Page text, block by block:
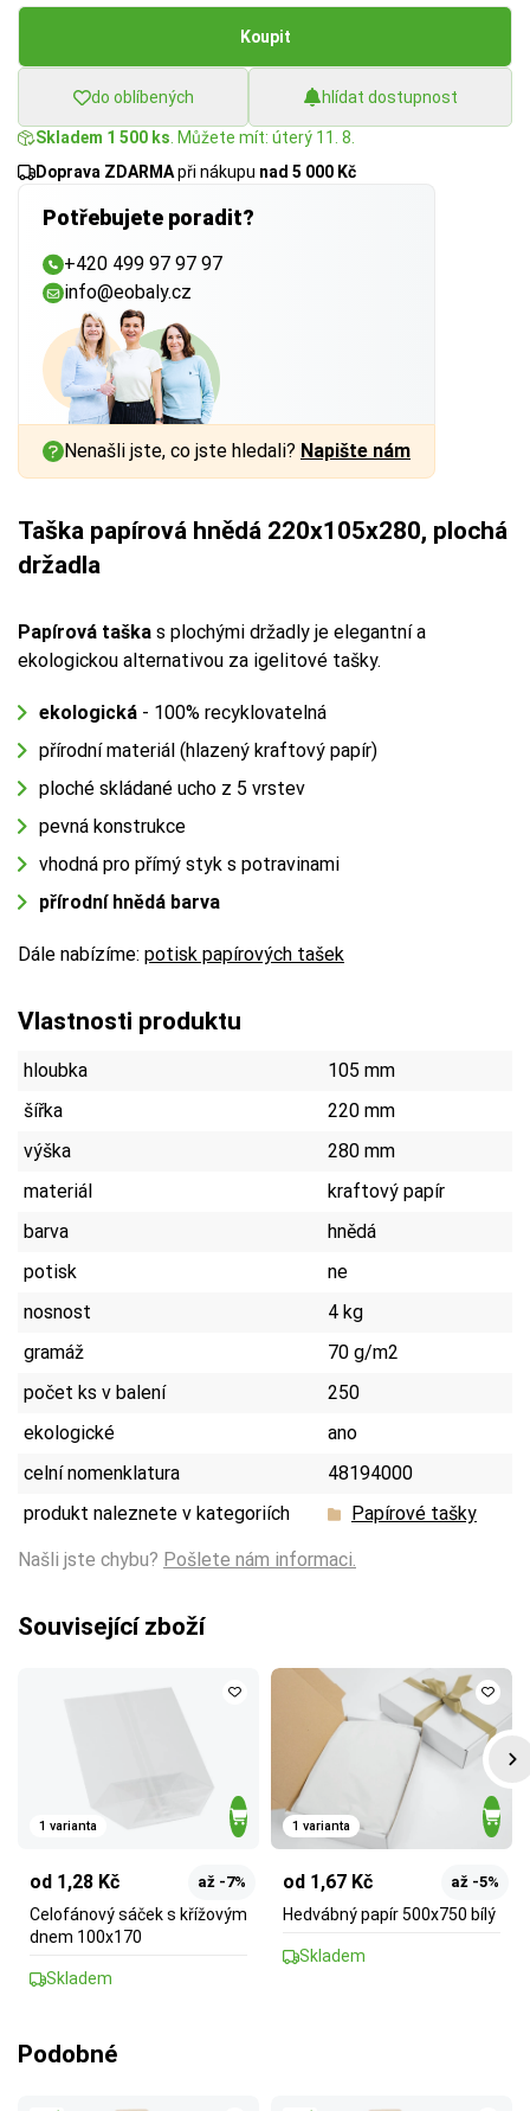
Koupit
do oblíbených hlídat dostupnost
Skladem 1 500 ks. Můžete mít: úterý 11. 8.
Doprava ZDARMApři nákupu nad 5 000 Kč
Potřebujete poradit?
+420 499 97 97 97
info@eobaly.cz
Nenašli jste, co jste hledali? Napište nám
Taška papírová hnědá 220x105x280, plochá
držadla
Papírová taška s plochými držadly je elegantní a
ekologickou alternativou za igelitové tašky.
ekologická - 100% recyklovatelná
přírodní materiál (hlazený kraftový papír)
ploché skládané ucho z 5 vrstev
pevná konstrukce
vhodná pro přímý styk s potravinami
přírodní hnědá barva
Dále nabízíme: potisk papírových tašek
Vlastnosti produktu
hloubka
105 mm
šířka
220 mm
výška
280 mm
materiál
kraftový papír
barva
hnědá
potisk
ne
nosnost
4 kg
gramáž
70 g/m2
počet ks v balení
250
ekologické
ano
celní nomenklatura
48194000
produkt naleznete v kategoriích
Papírové tašky
Našli jste chybu? Pošlete nám informaci.
Související zboží
1 varianta
od 1,28 Kč až -7%
Celofánový sáček s křížovým
dnem 100x170
Skladem
1 varianta
od 1,67 Kč až -5%
Hedvábný papír 500x750 bílý
Skladem
Podobné